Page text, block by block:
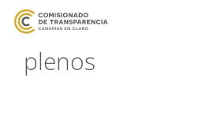
plenos